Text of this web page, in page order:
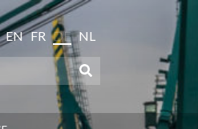
EN FR DE NL